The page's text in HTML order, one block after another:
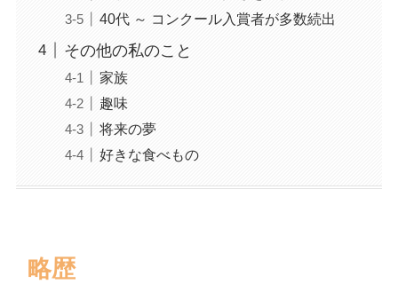
40代 ～ コンクール入賞者が多数続出
その他の私のこと
家族
趣味
将来の夢
好きな食べもの
略歴